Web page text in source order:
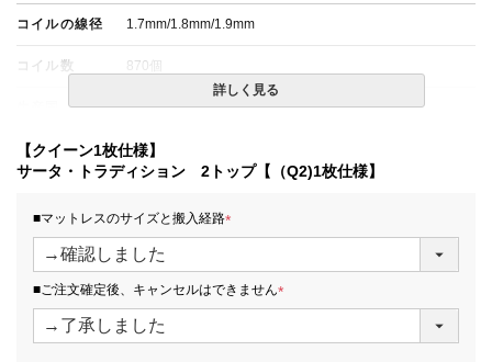
コイルの線径 1.7mm/1.8mm/1.9mm
コイル数 870個
日本
備考
・配達日指定ＯＫ！
※一部地域にて配達日指定が出来ない場合がございます。
場合があります。
※できる限り実際の色を再現するよう心がけております
が、閲覧環境により誤差がでる場合がございますのでご了
詳しく見る
【クイーン1枚仕様】
サータ・トラディション 2トップ【（Q2)1枚仕様】
■マットレスのサイズと搬入経路
(
)
■ご注文確定後、キャンセルはできません
(